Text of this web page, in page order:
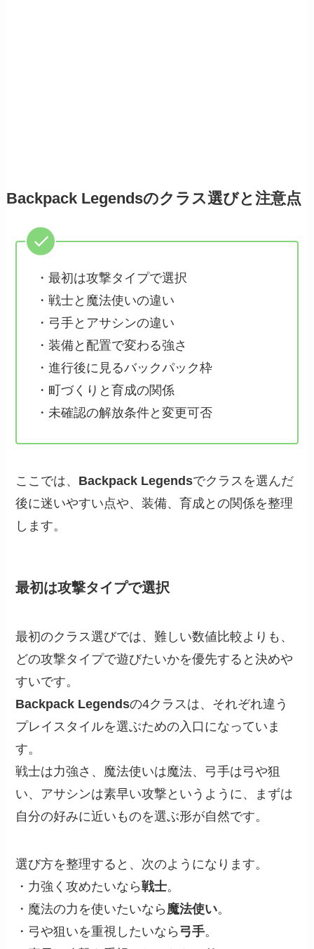
Backpack Legendsのクラス選びと注意点
・最初は攻撃タイプで選択
・戦士と魔法使いの違い
・弓手とアサシンの違い
・装備と配置で変わる強さ
・進行後に見るバックパック枠
・町づくりと育成の関係
・未確認の解放条件と変更可否
ここでは、 Backpack Legendsでクラスを選んだ
後に迷いやすい点や、装備、育成との関係を整理
します。
最初は攻撃タイプで選択
最初のクラス選びでは、難しい数値比較よりも、
どの攻撃タイプで遊びたいかを優先すると決めや
すいです。
Backpack Legendsの4クラスは、それぞれ違う
プレイスタイルを選ぶための入口になっていま
す。
戦士は力強さ、魔法使いは魔法、弓手は弓や狙
い、アサシンは素早い攻撃というように、まずは
自分の好みに近いものを選ぶ形が自然です。
選び方を整理すると、次のようになります。
・力強く攻めたいなら戦士。
・魔法の力を使いたいなら 魔法使い。
・弓や狙いを重視したいなら 弓手。